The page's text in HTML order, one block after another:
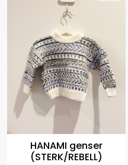
HANAMI genser
(STERK/REBELL)